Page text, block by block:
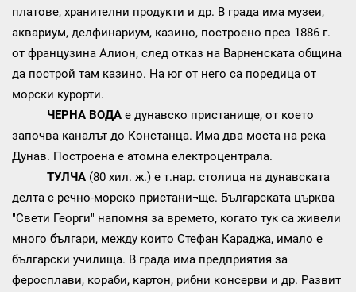
платове, хранителни продукти и др. В града има музеи,
аквариум, делфинариум, казино, построено през 1886 г.
от французина Алион, след отказ на Варненската община
да построй там казино. На юг от него са поредица от
морски курорти.
ЧЕРНА ВОДАе дунавско пристанище, от което
започва каналът до Констанца. Има два моста на река
Дунав. Построена е атомна електроцентрала.
ТУЛЧА(80 хил. ж.) е т.нар. столица на дунавската
делта с речно-морско пристани¬ще. Българската църква
"Свети Георги" напомня за времето, когато тук са живели
много българи, между които Стефан Караджа, имало е
български училища. В града има предприятия за
феросплави, кораби, картон, рибни консерви и др. Развит